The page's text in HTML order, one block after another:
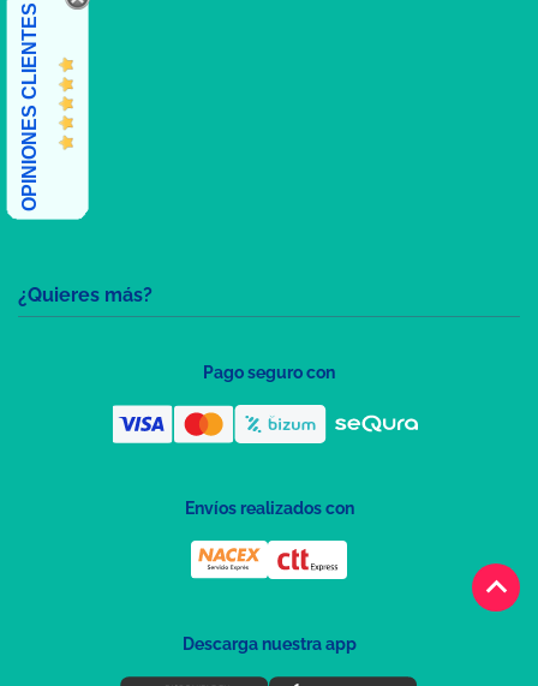
keyboard_arrow_up
¿Quieres más?
OPINIONES CLIENTES
Pago seguro con
Envíos realizados con
Descarga nuestra app